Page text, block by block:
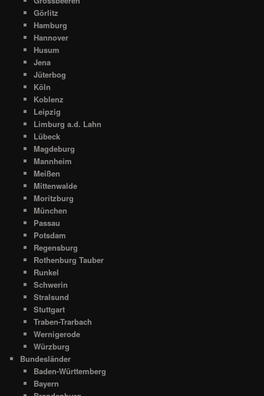
Görlitz
Hamburg
Hannover
Husum
Jena
Jüterbog
Köln
Koblenz
Leipzig
Limburg a.d. Lahn
Lübeck
Magdeburg
Mannheim
Meißen
Mittenwalde
Moritzburg
München
Passau
Potsdam
Regensburg
Rothenburg Tauber
Runkel
Schwerin
Stralsund
Stuttgart
Traben-Trarbach
Wernigerode
Würzburg
Bundesländer
Baden-Württemberg
Bayern